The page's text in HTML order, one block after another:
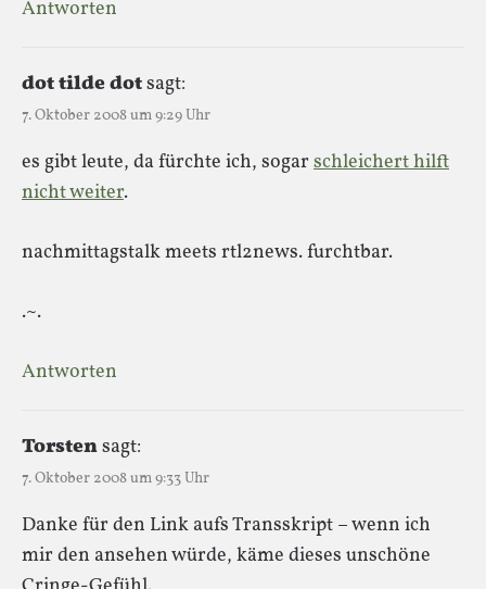
Antworten
dot tilde dotsagt:
7. Oktober 2008 um 9:29 Uhr
es gibt leute, da fürchte ich, sogar schleichert hilft
nicht weiter.
nachmittagstalk meets rtl2news. furchtbar.
.~.
Antworten
Torstensagt:
7. Oktober 2008 um 9:33 Uhr
Danke für den Link aufs Transskript – wenn ich
mir den ansehen würde, käme dieses unschöne